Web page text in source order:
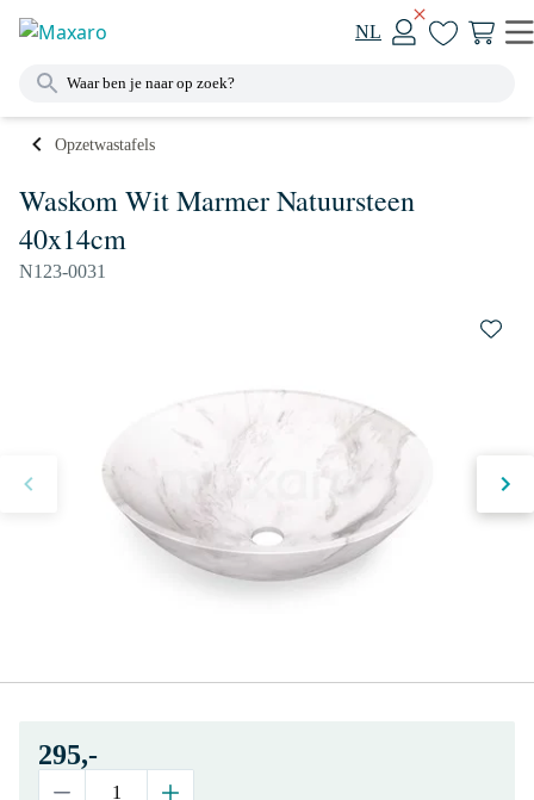
NL
Opzetwastafels
Waskom Wit Marmer Natuursteen
40x14cm
N123-0031
295,-